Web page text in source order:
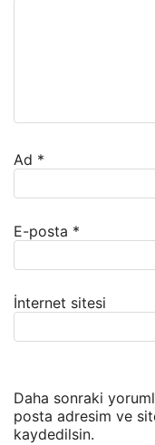
Ad *
E-posta *
İnternet sitesi
Daha sonraki
posta adresim ve
kaydedilsin.